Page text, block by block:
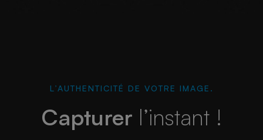
L’AUTHENTICITÉ DE VOTRE IMAGE.
Capturer l’instant !